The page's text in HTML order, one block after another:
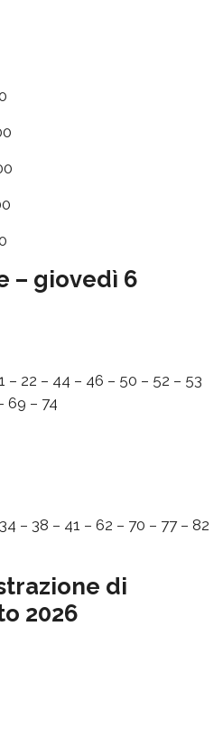
– giovedì 6
– 22 – 44 – 46 – 50 – 52 – 53
69 – 74
– 38 – 41 – 62 – 70 – 77 – 82
di
2026